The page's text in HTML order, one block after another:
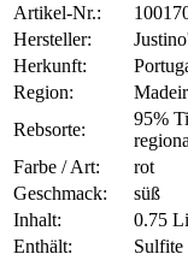
Artikel-Nr.:
Hersteller:
Herkunft:
Region:
Rebsorte:
95%
Farbe / Art:
rot
Geschmack:
süß
Inhalt:
0.75
Enthält:
Sulfite